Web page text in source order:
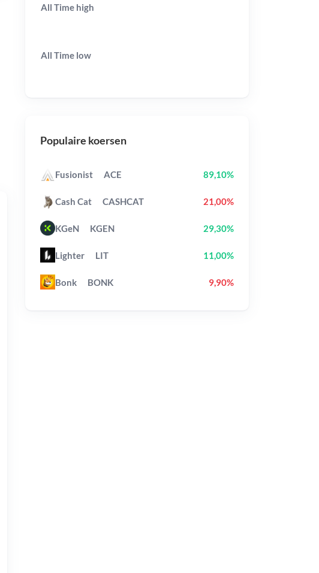
All Time high
All Time low
Populaire koersen
Fusionist ACE 89,10%
Cash Cat CASHCAT 21,00%
KGeN KGEN 29,30%
Lighter LIT 11,00%
Bonk BONK 9,90%